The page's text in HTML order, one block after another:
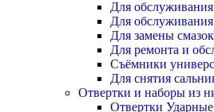
Для
Для
Для замены
Для ремонта и
Съёмники
Для снятия
Отвертки и наборы из
Отвертки Ударные